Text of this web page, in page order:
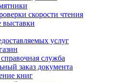
скорости чтения
выставки
услуг
служба
заказ документа
книг